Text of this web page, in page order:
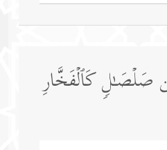
صَلۡصَـٰلࣲ كَٱلۡفَخَّارِ